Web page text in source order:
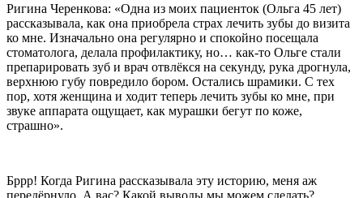
Ригина Черенкова: «Одна из моих пациенток (Ольга 45 лет)
рассказывала, как она приобрела страх лечить зубы до визита
ко мне. Изначально она регулярно и спокойно посещала
стоматолога, делала профилактику, но… как-то Ольге стали
препарировать зуб и врач отвлёкся на секунду, рука дрогнула,
верхнюю губу повредило бором. Остались шрамики. С тех
пор, хотя женщина и ходит теперь лечить зубы ко мне, при
звуке аппарата ощущает, как мурашки бегут по коже,
страшно».
Бррр! Когда Ригина рассказывала эту историю, меня аж
передёрнуло. А вас? Какой выводы мы можем сделать?